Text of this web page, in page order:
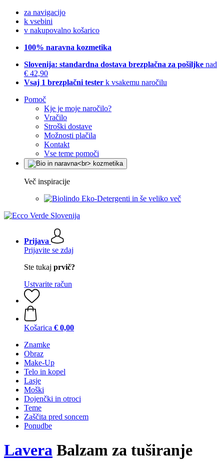
za navigacijo
k vsebini
v nakupovalno košarico
100% naravna kozmetika
Slovenija: standardna dostava brezplačna za pošiljke nad
€ 42,90
Vsaj 1 brezplačni tester k vsakemu naročilu
Pomoč
Kje je moje naročilo?
Vračilo
Stroški dostave
Možnosti plačila
Kontakt
Vse teme pomoči
Več inspiracije
Eko-Detergenti in še veliko več
Prijava
Prijavite se zdaj
Ste tukaj prvič?
Ustvarite račun
Košarica € 0,00
Znamke
Obraz
Make-Up
Telo in kopel
Lasje
Moški
Dojenčki in otroci
Teme
Zaščita pred soncem
Ponudbe
Lavera Balzam za tuširanje